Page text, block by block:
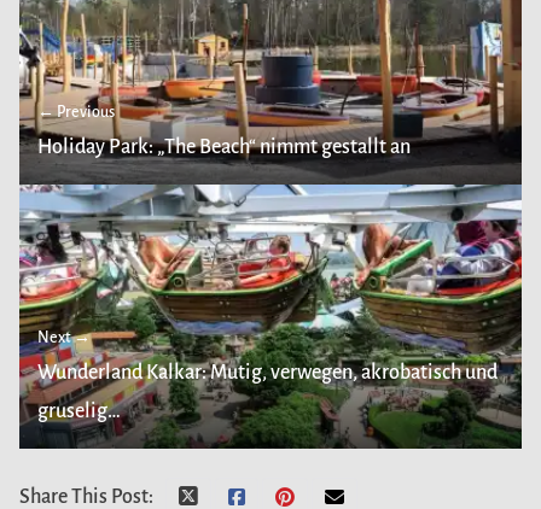
← Previous
Holiday Park: „The Beach“ nimmt gestallt an
Next →
Wunderland Kalkar: Mutig, verwegen, akrobatisch und
gruselig…
Share This Post: